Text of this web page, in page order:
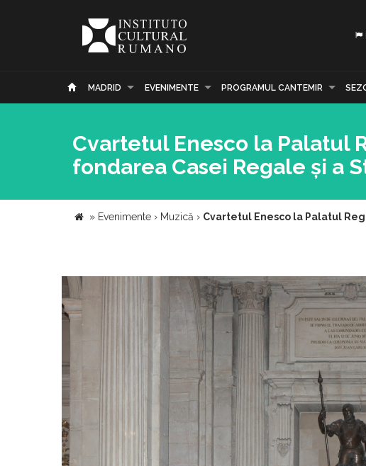
MADRID EVENIMENTE PROGRAMUL CANTEMIR
Cvartetul Enesco la Palatul
fondarea Casei Regale și a
» Evenimente › Muzică › Cvartetul Enesco la Palatul